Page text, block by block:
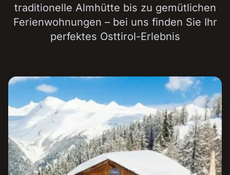
traditionelle Almhütte bis zu gemütlichen
Ferienwohnungen – bei uns finden Sie Ihr
perfektes Osttirol-Erlebnis